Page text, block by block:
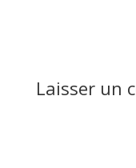
Laisser un